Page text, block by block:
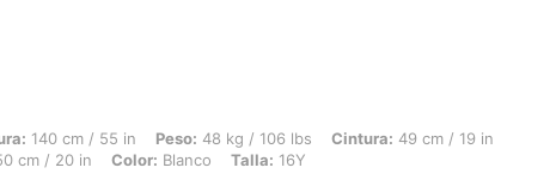
/ 55 in, Peso: 48 kg / 106 lbs, Cintura: 49 cm / 19 in, Caderas: 56 cm / 22 in,
140 cm / 55 in Peso: 48 kg / 106 lbs Cintura: 49 cm / 19 in
cm / 20 in Color: Blanco Talla: 16Y